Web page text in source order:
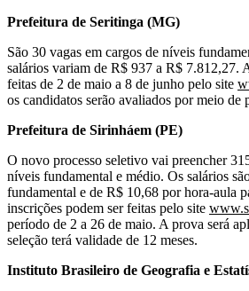
Prefeitura de Seritinga (MG)
São 30 vagas em cargos de níveis
salários variam de R$ 937 a R$ 7.812,27.
feitas de 2 de maio a 8 de junho pelo site
os candidatos serão avaliados por meio de
Prefeitura de Sirinháem (PE)
O novo processo seletivo vai preencher
níveis fundamental e médio. Os salários
fundamental e de R$ 10,68 por hora-aula
inscrições podem ser feitas pelo site
período de 2 a 26 de maio. A prova será
seleção terá validade de 12 meses.
Instituto Brasileiro de Geografia e